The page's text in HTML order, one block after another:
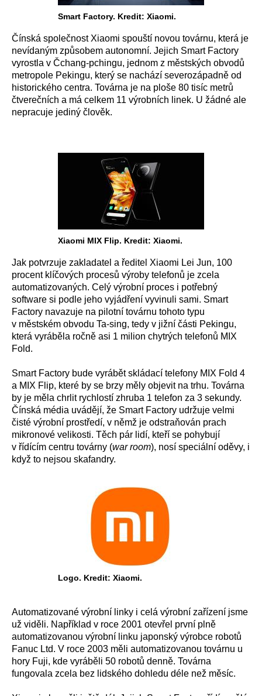
Smart Factory. Kredit: Xiaomi.
Čínská společnost Xiaomi spouští novou továrnu, která je
nevídaným způsobem autonomní. Jejich Smart Factory
vyrostla v Čchang-pchingu, jednom z městských obvodů
metropole Pekingu, který se nachází severozápadně od
historického centra. Továrna je na ploše 80 tisíc metrů
čtverečních a má celkem 11 výrobních linek. U žádné ale
nepracuje jediný člověk.
Xiaomi MIX Flip. Kredit: Xiaomi.
Jak potvrzuje zakladatel a ředitel Xiaomi Lei Jun, 100
procent klíčových procesů výroby telefonů je zcela
automatizovaných. Celý výrobní proces i potřebný
software si podle jeho vyjádření vyvinuli sami. Smart
Factory navazuje na pilotní továrnu tohoto typu
v městském obvodu Ta-sing, tedy v jižní části Pekingu,
která vyráběla ročně asi 1 milion chytrých telefonů MIX
Fold.
Smart Factory bude vyrábět skládací telefony MIX Fold 4
a MIX Flip, které by se brzy měly objevit na trhu. Továrna
by je měla chrlit rychlostí zhruba 1 telefon za 3 sekundy.
Čínská média uvádějí, že Smart Factory udržuje velmi
čisté výrobní prostředí, v němž je odstraňován prach
mikronové velikosti. Těch pár lidí, kteří se pohybují
v řídícím centru továrny (war room), nosí speciální oděvy, i
když to nejsou skafandry.
Logo. Kredit: Xiaomi.
Automatizované výrobní linky i celá výrobní zařízení jsme
už viděli. Například v roce 2001 otevřel první plně
automatizovanou výrobní linku japonský výrobce robotů
Fanuc Ltd. V roce 2003 měli automatizovanou továrnu u
hory Fuji, kde vyráběli 50 robotů denně. Továrna
fungovala zcela bez lidského dohledu déle než měsíc.